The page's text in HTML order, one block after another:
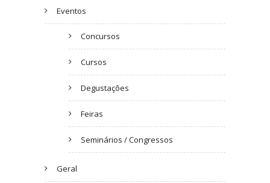
Eventos
Concursos
Cursos
Degustações
Feiras
Seminários / Congressos
Geral